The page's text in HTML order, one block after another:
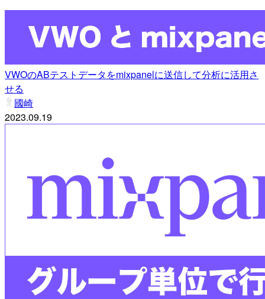
VWOのABテストデータをmixpanelに送信して分析に活用さ
せる
國崎
2023.09.19